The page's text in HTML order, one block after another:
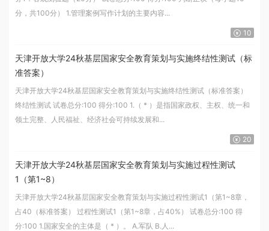
分，共100分） 1.管理案例写作计划的主要内容...
10
天津开放大学24秋基层国家安全教育策划与实施终结性测试（标
准答案）
天津开放大学24秋基层国家安全教育策划与实施终结性测试（标准答案）
终结性测试 试卷总分:100 得分:100 1.（ * ）是指国家政权、主权、统一和
领土完整、人民福祉、经济社会可持续发展和...
20
天津开放大学24秋基层国家安全教育策划与实施过程性测试
1（第1~8）
天津开放大学24秋基层国家安全教育策划与实施过程性测试1（第1~8章，
占40（标准答案） 过程性测试1（第1~8章，占40%） 试卷总分:100 得
分:100 1.国家安全的主体是（ * ）。 A.军队 B.人...